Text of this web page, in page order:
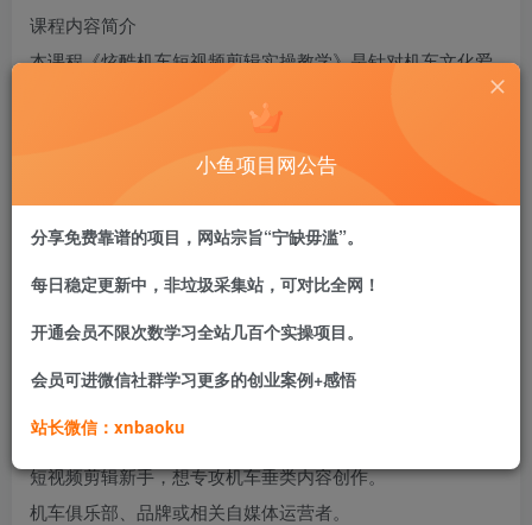
课程内容简介
本课程《炫酷机车短视频剪辑实操教学》是针对机车文化爱
好者设计的专业化剪辑实战指南。课程以机车短视频为核心
场景，通过完整案例“炫酷机车”的渐进式拆解，系统教授从
素材筛选与组接到动感卡点、运镜衔接、氛围特效添加、专
业调色等全流程实战技巧。课程采用“理论讲解+分步实操”的
方式，手把手教学员如何将普通的机车素材剪辑成具有视觉
冲击力、节奏感和高级感的短视频大片，零基础学员也能跟
吸引眼球的优质内容。
机车爱好者，希望记录并精彩呈现自己的骑行生活。
短视频剪辑新手，想专攻机车垂类内容创作。
机车俱乐部、品牌或相关自媒体运营者。
小鱼项目网公告
分享免费靠谱的项目，网站宗旨“宁缺毋滥”。
每日稳定更新中，非垃圾采集站，可对比全网！
开通会员不限次数学习全站几百个实操项目。
会员可进微信社群学习更多的创业案例+感悟
站长微信：xnbaoku